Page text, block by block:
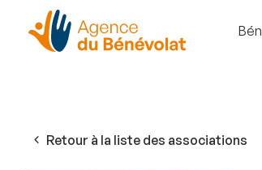
Retour à la liste des associations